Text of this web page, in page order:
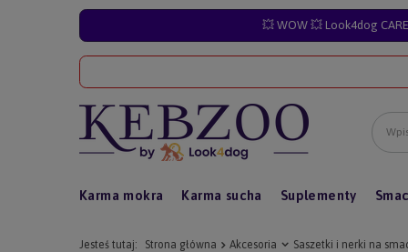
💥 WOW 💥 Look4dog
Karma mokra Karma sucha Suplementy
Jesteś tutaj: Strona główna Akcesoria Saszetki i nerki na